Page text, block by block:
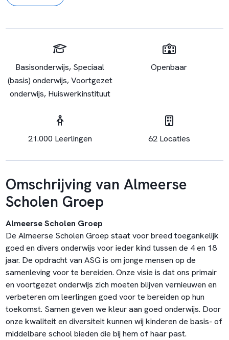
Basisonderwijs, Speciaal
(basis) onderwijs, Voortgezet
onderwijs, Huiswerkinstituut
Openbaar
21.000 Leerlingen 62 Locaties
Omschrijving van Almeerse
Scholen Groep
Almeerse Scholen Groep
De Almeerse Scholen Groep staat voor breed toegankelijk
goed en divers onderwijs voor ieder kind tussen de 4 en 18
jaar. De opdracht van ASG is om jonge mensen op de
samenleving voor te bereiden. Onze visie is dat ons primair
en voortgezet onderwijs zich moeten blijven vernieuwen en
verbeteren om leerlingen goed voor te bereiden op hun
toekomst. Samen geven we kleur aan goed onderwijs. Door
onze kwaliteit en diversiteit kunnen wij kinderen de basis- of
middelbare school bieden die bij hem of haar past.